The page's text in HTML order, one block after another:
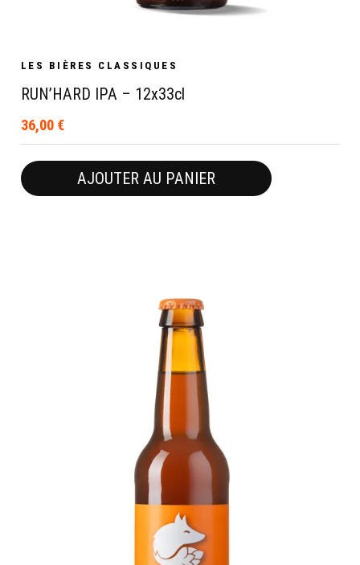
LES BIÈRES CLASSIQUES
RUN’HARD IPA – 12x33cl
36,00 €
AJOUTER AU PANIER